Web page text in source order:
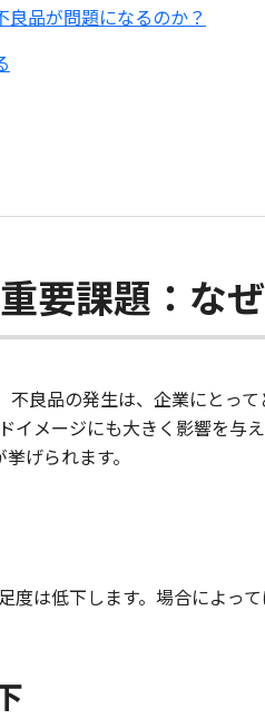
品が問題になるのか？
要課題：な
不良品の発生は、企業にとっ
イメージにも大きく影響を与
げられます。
度は低下します。場合によっ